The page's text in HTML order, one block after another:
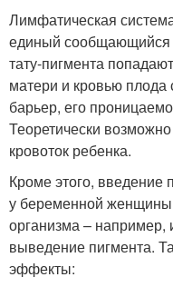
Лимфатическая
единый сообщающийся
тату-пигмента
матери и кровью плода
барьер, его
Теоретически
кровоток ребенка.
Кроме этого, введение
у беременной
организма –
выведение пигмента.
эффекты: